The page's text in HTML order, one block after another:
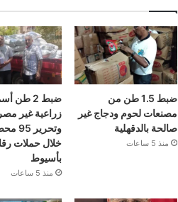
ضبط 1.5 طن من
مصنعات لحوم ودجاج غير
صالحة بالدقهلية
منذ 5 ساعات
ضبط 2 طن
زراعية غير
خلال حملات
بأسيوط
منذ 5 ساعات